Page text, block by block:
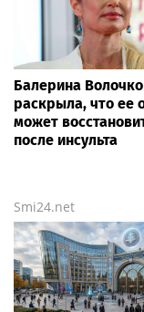
Балерина
раскрыла, что ее
может
после инсульта
Smi24.net